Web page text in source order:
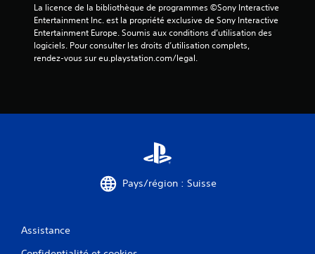
La licence de la bibliothèque de programmes ©Sony Interactive
Entertainment Inc. est la propriété exclusive de Sony Interactive
Entertainment Europe. Soumis aux conditions d’utilisation des
logiciels. Pour consulter les droits d’utilisation complets,
rendez-vous sur eu.playstation.com/legal.
Pays/région : Suisse
Assistance